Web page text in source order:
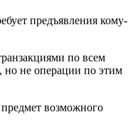
предъявления кому-
по всем
но не операции по этим
возможного